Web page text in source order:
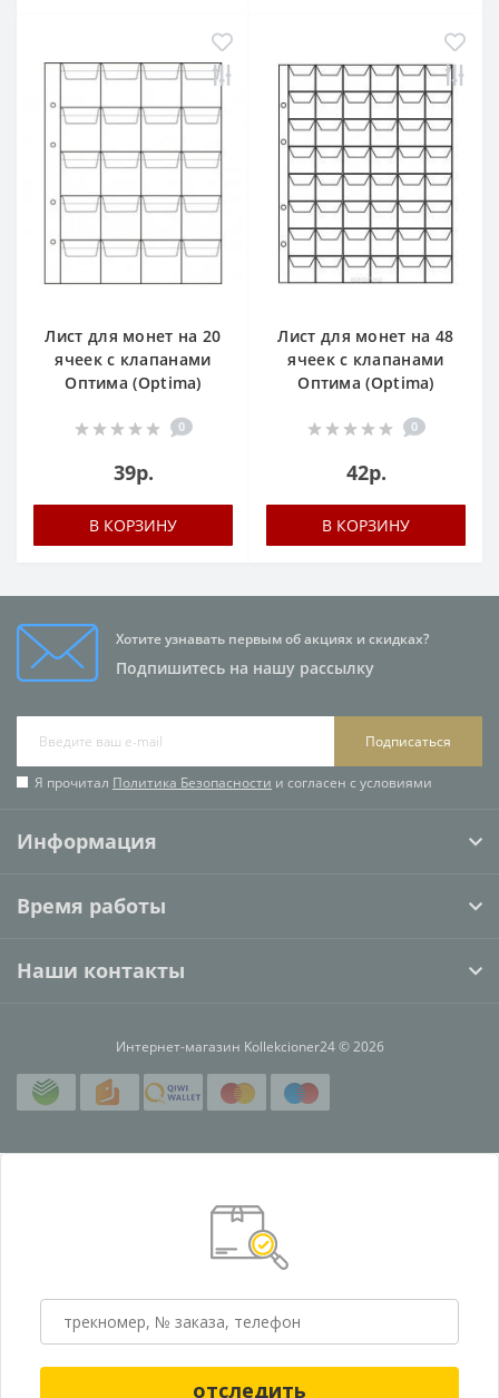
Лист для монет на 20
ячеек c клапанами
Оптима (Optima)
0
39р.
В КОРЗИНУ
Лист для монет на 48
ячеек c клапанами
Оптима (Optima)
0
42р.
В КОРЗИНУ
Хотите узнавать первым об акциях и скидках?
Подпишитесь на нашу рассылку
Подписаться
Я прочитал Политика Безопасности и согласен с условиями
Информация
Время работы
Наши контакты
Интернет-магазин Kollekcioner24 © 2026